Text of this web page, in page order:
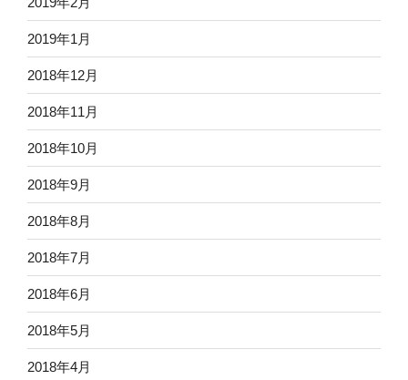
2019年1月
2018年12月
2018年11月
2018年10月
2018年9月
2018年8月
2018年7月
2018年6月
2018年5月
2018年4月